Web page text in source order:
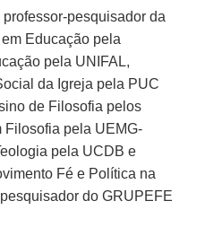
professor-pesquisador da
Educação pela
pela UNIFAL,
da Igreja pela PUC
de Filosofia pelos
Filosofia pela UEMG-
pela UCDB e
Fé e Política na
do GRUPEFE